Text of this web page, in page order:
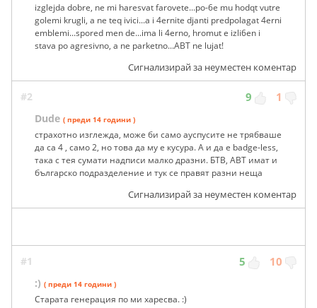
izglejda dobre, ne mi haresvat farovete...po-6e mu hodqt vutre
golemi krugli, a ne teq ivici...a i 4ernite djanti predpolagat 4erni
emblemi...spored men de...ima li 4erno, hromut e izli6en i
stava po agresivno, a ne parketno...ABT ne lujat!
Сигнализирай за неуместен коментар
#2 9 1
Dude ( преди 14 години )
страхотно изглежда, може би само ауспусите не трябваше
да са 4 , само 2, но това да му е кусура. А и да е badge-less,
така с тея сумати надписи малко дразни. БТВ, ABT имат и
българско подразделение и тук се правят разни неща
Сигнализирай за неуместен коментар
#1 5 10
:) ( преди 14 години )
Старата генерация по ми харесва. :)